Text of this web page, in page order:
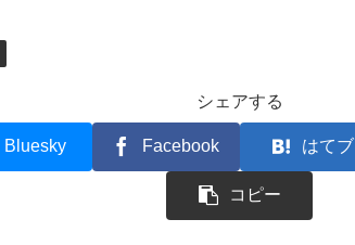
シェアする
Bluesky Facebook はてブ
コピー